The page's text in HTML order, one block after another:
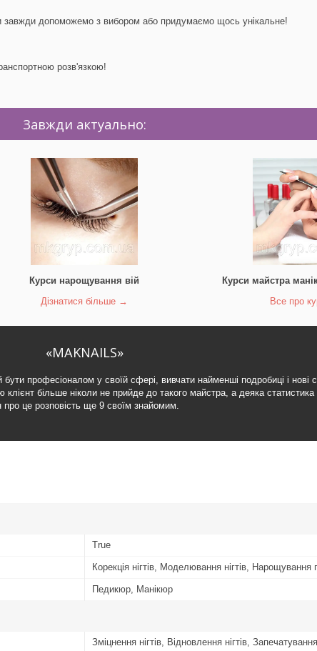
завжди допоможемо з вибором або придумаємо щось унікальне!
розв'язкою!
Завжди актуально:
Курси нарощування вій
Курси майстра
Дізнатися більше → Все про
«MAKNAILS»
професіоналом у своїй сфері, вивчати найменші подробиці і нові
клієнт більше ніколи не прийде до такого майстра, а деяка
про це розповість ще 9 своїм знайомим.
True
Корекція нігтів, Моделювання нігтів, Нарощування
Педикюр, Манікюр
Зміцнення нігтів, Відновлення нігтів, Запечатування